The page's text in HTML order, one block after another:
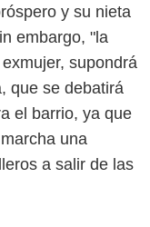
y su nieta
embargo, "la
supondrá
que se debatirá
el barrio, ya que
una
a salir de las